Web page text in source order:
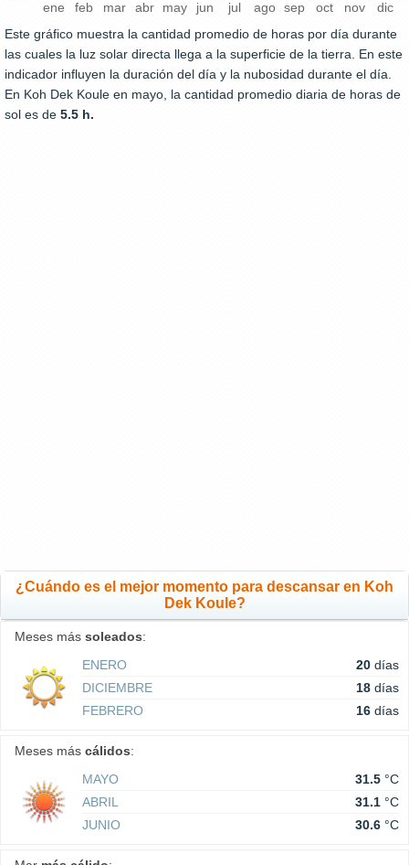
ene feb mar abr may jun jul ago sep oct nov dic
Este gráfico muestra la cantidad promedio de horas por día durante
las cuales la luz solar directa llega a la superficie de la tierra. En este
indicador influyen la duración del día y la nubosidad durante el día.
En Koh Dek Koule en mayo, la cantidad promedio diaria de horas de
sol es de 5.5 h.
¿Cuándo es el mejor momento para descansar en Koh
Dek Koule?
Meses más soleados:
ENERO
20 días
DICIEMBRE
18 días
FEBRERO
16 días
Meses más cálidos:
MAYO
31.5 °C
ABRIL
31.1 °C
JUNIO
30.6 °C